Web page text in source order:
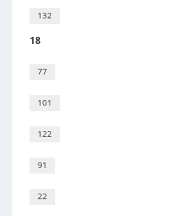
132
18
77
101
122
91
22